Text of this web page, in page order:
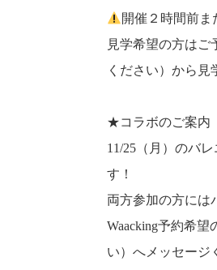
開催２時間前
見学希望の方はご
ください）から見
★コラボのご案内
11/25（月）のバ
す！
両方参加の方には
Waacking予約希望
い）へメッセージ